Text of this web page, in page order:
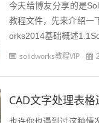
今天给博友分享的是
教程文件，先来介绍一
orks2014基础概述
solidworks教程VIP
CAD文字处理表格